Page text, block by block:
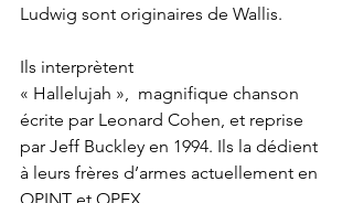
Ludwig sont originaires de Wallis.
Ils interprètent
« Hallelujah »,  magnifique chanson
écrite par Leonard Cohen, et reprise
par Jeff Buckley en 1994. Ils la dédient
à leurs frères d’armes actuellement en